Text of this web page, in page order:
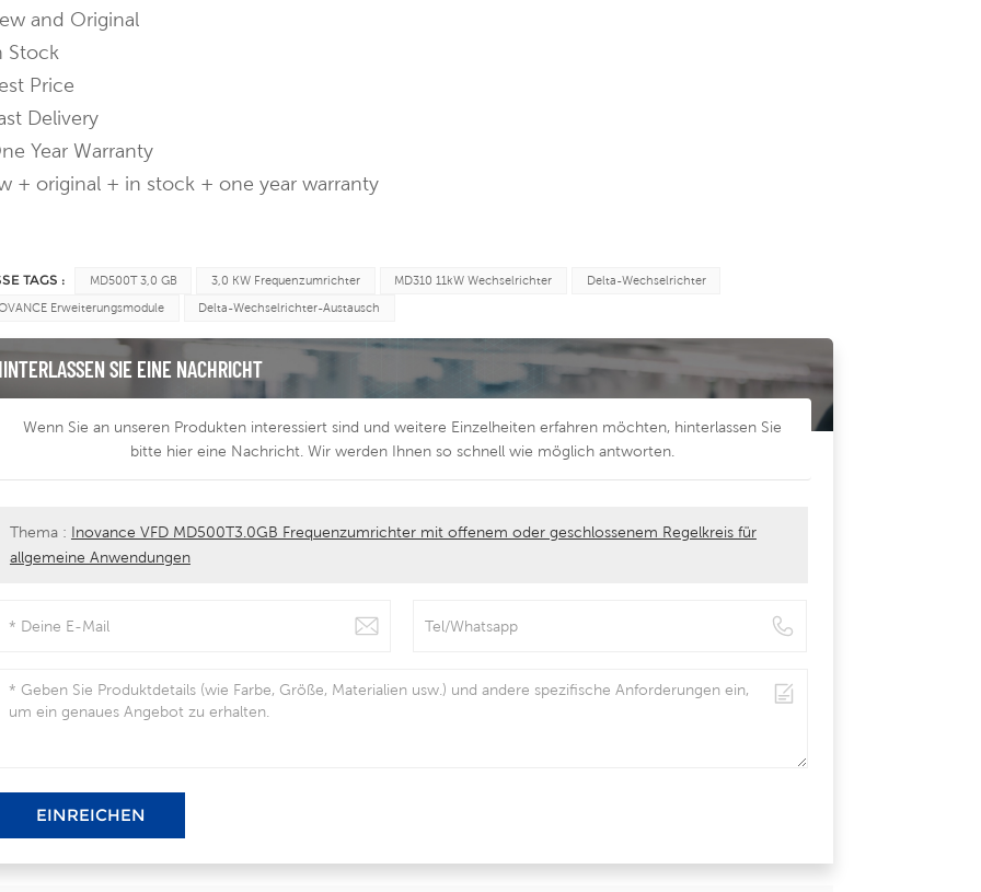
and Original
Stock
Price
Delivery
Year Warranty
+ original + in stock + one year warranty
TAGS : MD500T 3,0 GB 3,0 KW Frequenzumrichter MD310 11kW Wechselrichter Delta-Wechselrichter
Erweiterungsmodule Delta-Wechselrichter-Austausch
SIE EINE NACHRICHT
Wenn Sie an unseren Produkten interessiert sind und weitere Einzelheiten erfahren möchten, hinterlassen Sie
bitte hier eine Nachricht. Wir werden Ihnen so schnell wie möglich antworten.
Thema : Inovance VFD MD500T3.0GB Frequenzumrichter mit offenem oder geschlossenem Regelkreis für
allgemeine Anwendungen
EINREICHEN